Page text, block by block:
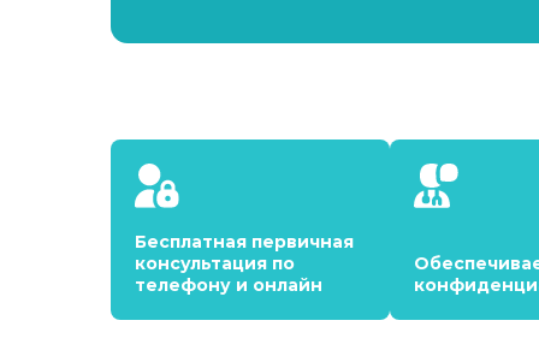
Бесплатная первичная
консультация по
телефону и онлайн